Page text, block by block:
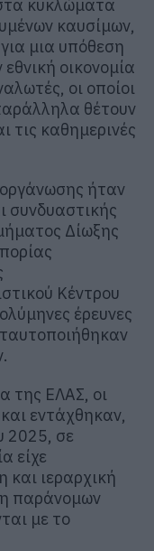
κυκλώματα
καυσίμων,
μια υπόθεση
οικονομία
οι οποίοι
θέτουν
τις καθημερινές
ήταν
συνδυαστικής
Δίωξης
Κέντρου
έρευνες
της ΕΛΑΣ, οι
εντάχθηκαν,
2025, σε
είχε
ιεραρχική
παράνομων
με το